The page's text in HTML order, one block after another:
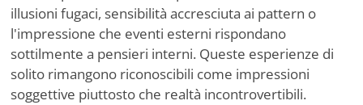
illusioni fugaci, sensibilità accresciuta ai pattern o
l'impressione che eventi esterni rispondano
sottilmente a pensieri interni. Queste esperienze di
solito rimangono riconoscibili come impressioni
soggettive piuttosto che realtà incontrovertibili.